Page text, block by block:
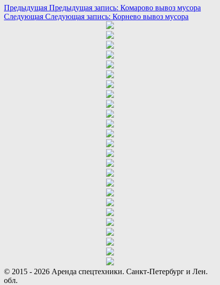
Предыдущая Предыдущая запись: Комарово вывоз мусора
Следующая Следующая запись: Корнево вывоз мусора
© 2015 - 2026 Аренда спецтехники. Санкт-Петербург и Лен.
обл.